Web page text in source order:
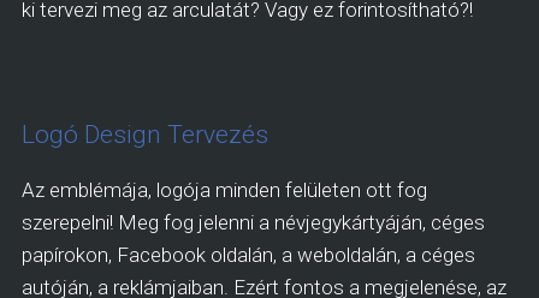
ki tervezi meg az arculatát? Vagy ez forintosítható?!
Logó Design Tervezés
Az emblémája, logója minden felületen ott fog
szerepelni! Meg fog jelenni a névjegykártyáján, céges
papírokon, Facebook oldalán, a weboldalán, a céges
autóján, a reklámjaiban. Ezért fontos a megjelenése, az